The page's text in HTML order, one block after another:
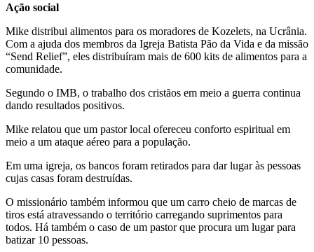
Ação social
Mike distribui alimentos para os moradores de Kozelets, na Ucrânia.
Com a ajuda dos membros da Igreja Batista Pão da Vida e da missão
“Send Relief”, eles distribuíram mais de 600 kits de alimentos para a
comunidade.
Segundo o IMB, o trabalho dos cristãos em meio a guerra continua
dando resultados positivos.
Mike relatou que um pastor local ofereceu conforto espiritual em
meio a um ataque aéreo para a população.
Em uma igreja, os bancos foram retirados para dar lugar às pessoas
cujas casas foram destruídas.
O missionário também informou que um carro cheio de marcas de
tiros está atravessando o território carregando suprimentos para
todos. Há também o caso de um pastor que procura um lugar para
batizar 10 pessoas.